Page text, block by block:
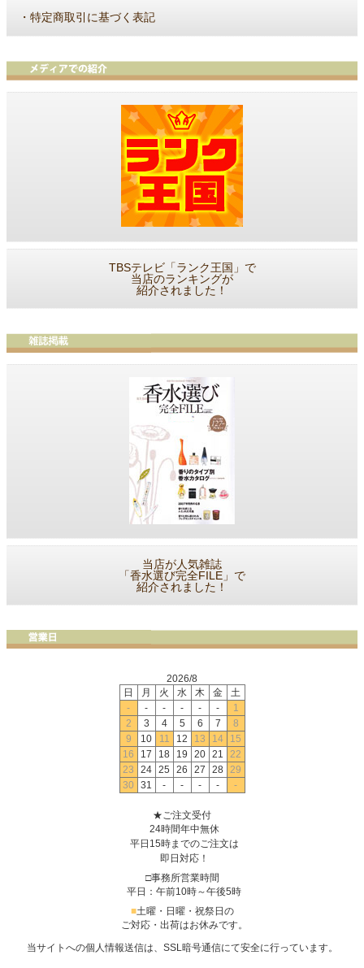
・ 特定商取引に基づく表記
TBSテレビ「ランク王国」で
当店のランキングが
紹介されました！
当店が人気雑誌
「香水選び完全FILE」で
紹介されました！
2026/8
日
月 火 水 木 金
土
-
- - - - -
1
2
3 4 5 6 7
8
9
10 11 12 13 14
15
16
17 18 19 20 21
22
23
24 25 26 27 28
29
30
31 - - - - -
★ご注文受付
24時間年中無休
平日15時までのご注文は
即日対応！
□事務所営業時間
平日：午前10時～午後5時
■土曜・日曜・祝祭日の
ご対応・出荷はお休みです。
当サイトへの個人情報送信は、SSL暗号通信にて安全に行っています。